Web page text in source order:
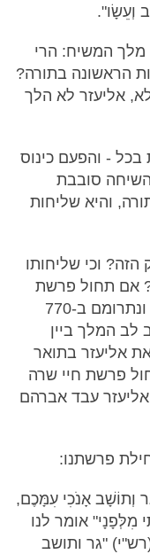
וְעֵשָׂו".
המשיח: הרי
הראשונה בתורה?
אליעזר לא הלך
- והפעם כינוס
סובבת
והיא שליחות
וכי שליחותו
אם תחול פרשת
חיי שרה בכינוס השלוחים, אז נרקוד ונתרומם ב-770
לב המלך ביין
אליעזר בתואר
פרשת חיי שרה
עבד אברהם
פרשתנו:
וְתוֹשָׁב אָנֹכִי עִמָּכֶם,
אומר לנו
"גר ותושב